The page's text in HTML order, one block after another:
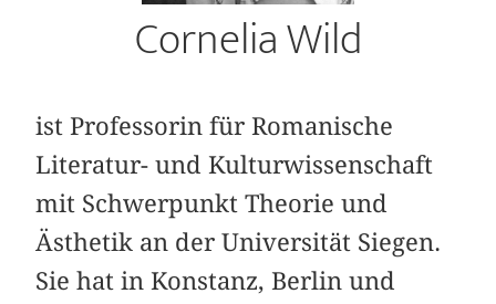
Cornelia Wild
ist Professorin für Romanische
Literatur- und Kulturwissenschaft
mit Schwerpunkt Theorie und
Ästhetik an der Universität Siegen.
Sie hat in Konstanz, Berlin und